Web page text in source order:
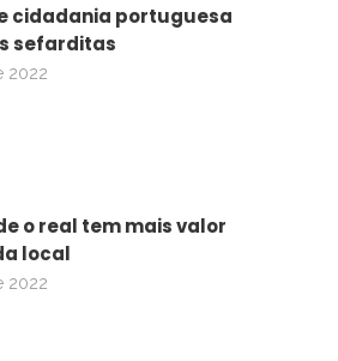
cidadania portuguesa
sefarditas
2022
o real tem mais valor
local
2022